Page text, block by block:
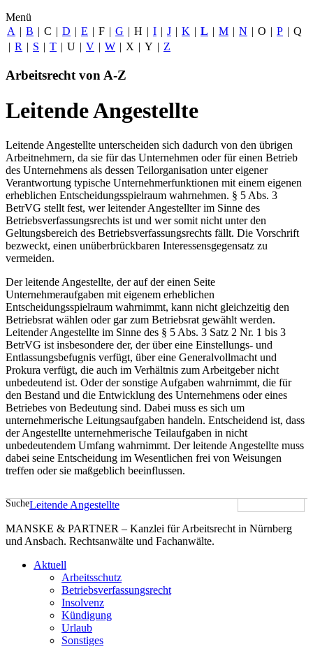
Menü
A | B | C | D | E | F | G | H | I | J | K | L | M | N | O | P | Q
| R | S | T | U | V | W | X | Y | Z
Arbeitsrecht von A-Z
Leitende Angestellte
Leitende Angestellte unterscheiden sich dadurch von den übrigen
Arbeitnehmern, da sie für das Unternehmen oder für einen Betrieb
des Unternehmens als dessen Teilorganisation unter eigener
Verantwortung typische Unternehmerfunktionen mit einem eigenen
erheblichen Entscheidungsspielraum wahrnehmen. § 5 Abs. 3
BetrVG stellt fest, wer leitender Angestellter im Sinne des
Betriebsverfassungsrechts ist und wer somit nicht unter den
Geltungsbereich des Betriebsverfassungsrechts fällt. Die Vorschrift
bezweckt, einen unüberbrückbaren Interessensgegensatz zu
vermeiden.
Der leitende Angestellte, der auf der einen Seite
Unternehmeraufgaben mit eigenem erheblichen
Entscheidungsspielraum wahrnimmt, kann nicht gleichzeitig den
Betriebsrat wählen oder gar zum Betriebsrat gewählt werden.
Leitender Angestellte im Sinne des § 5 Abs. 3 Satz 2 Nr. 1 bis 3
BetrVG ist insbesondere der, der über eine Einstellungs- und
Entlassungsbefugnis verfügt, über eine Generalvollmacht und
Prokura verfügt, die auch im Verhältnis zum Arbeitgeber nicht
unbedeutend ist. Oder der sonstige Aufgaben wahrnimmt, die für
den Bestand und die Entwicklung des Unternehmens oder eines
Betriebes von Bedeutung sind. Dabei muss es sich um
unternehmerische Leitungsaufgaben handeln. Entscheidend ist, dass
der Angestellte unternehmerische Teilaufgaben in nicht
unbedeutendem Umfang wahrnimmt. Der leitende Angestellte muss
dabei seine Entscheidung im Wesentlichen frei von Weisungen
treffen oder sie maßgeblich beeinflussen.
SucheLeitende Angestellte
MANSKE & PARTNER – Kanzlei für Arbeitsrecht in Nürnberg
und Ansbach. Rechtsanwälte und Fachanwälte.
Aktuell
Arbeitsschutz
Betriebsverfassungsrecht
Insolvenz
Kündigung
Urlaub
Sonstiges